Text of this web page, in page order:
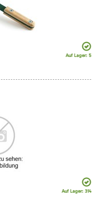
Auf Lager: 5
Auf Lager: 314